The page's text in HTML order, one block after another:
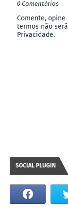
0 Comentários
Comente,
termos não
Privacidade.
SOCIAL PLUGIN